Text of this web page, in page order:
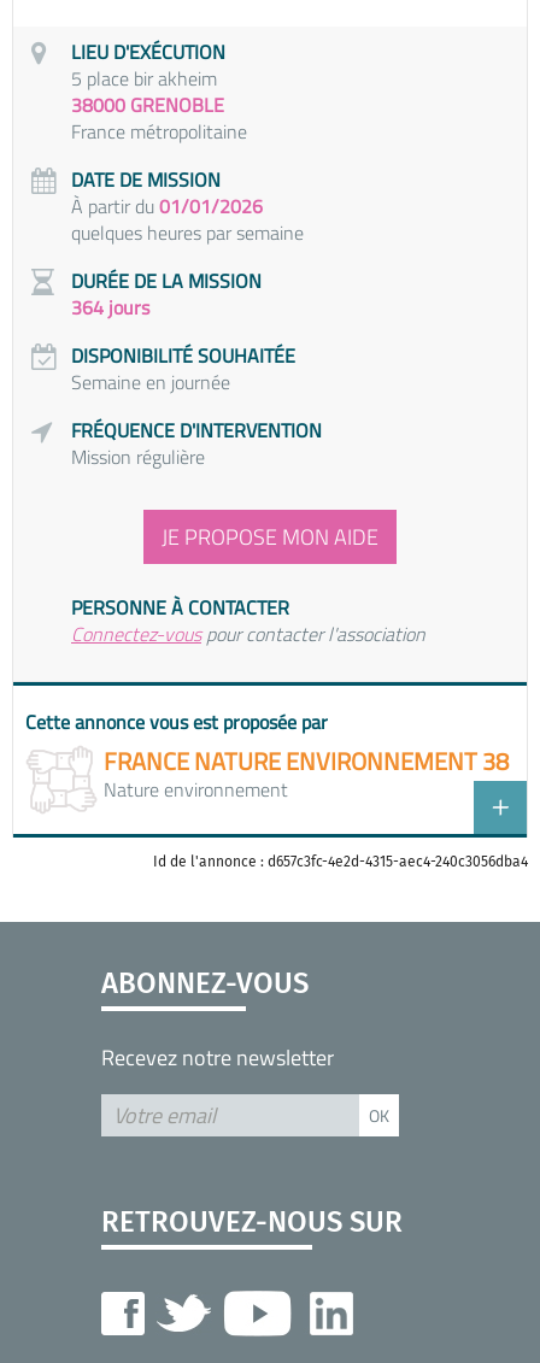
LIEU D'EXÉCUTION
5 place bir akheim
38000 GRENOBLE
France métropolitaine
DATE DE MISSION
À partir du01/01/2026
quelques heures par semaine
DURÉE DE LA MISSION
364 jours
DISPONIBILITÉ SOUHAITÉE
Semaine en journée
FRÉQUENCE D'INTERVENTION
Mission régulière
JE PROPOSE MON AIDE
PERSONNE À CONTACTER
Connectez-vouspour contacter l'association
Cette annonce vous est proposée par
FRANCE NATURE ENVIRONNEMENT 38
Nature environnement
Id de l'annonce : d657c3fc-4e2d-4315-aec4-240c3056dba4
ABONNEZ-VOUS
Recevez notre newsletter
RETROUVEZ-NOUS SUR